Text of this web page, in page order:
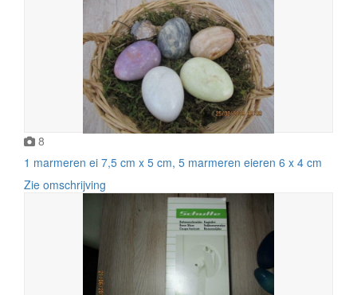
8
1 marmeren ei 7,5 cm x 5 cm, 5 marmeren eieren 6 x 4 cm
Zie omschrijving